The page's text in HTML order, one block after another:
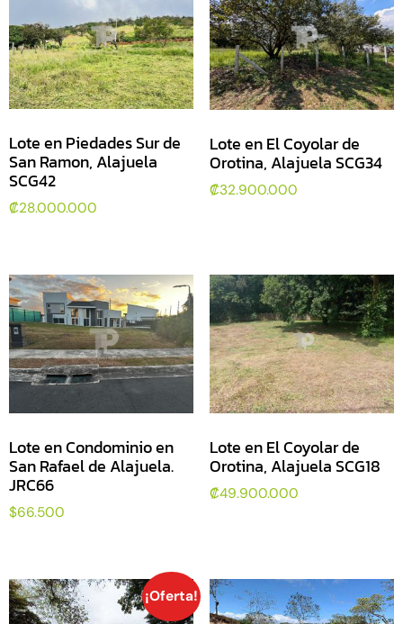
Lote en Piedades Sur de
San Ramon, Alajuela
SCG42
₡28.000.000
Lote en El Coyolar de
Orotina, Alajuela SCG34
₡32.900.000
Lote en Condominio en
San Rafael de Alajuela.
JRC66
$66.500
Lote en El Coyolar de
Orotina, Alajuela SCG18
₡49.900.000
¡Oferta!